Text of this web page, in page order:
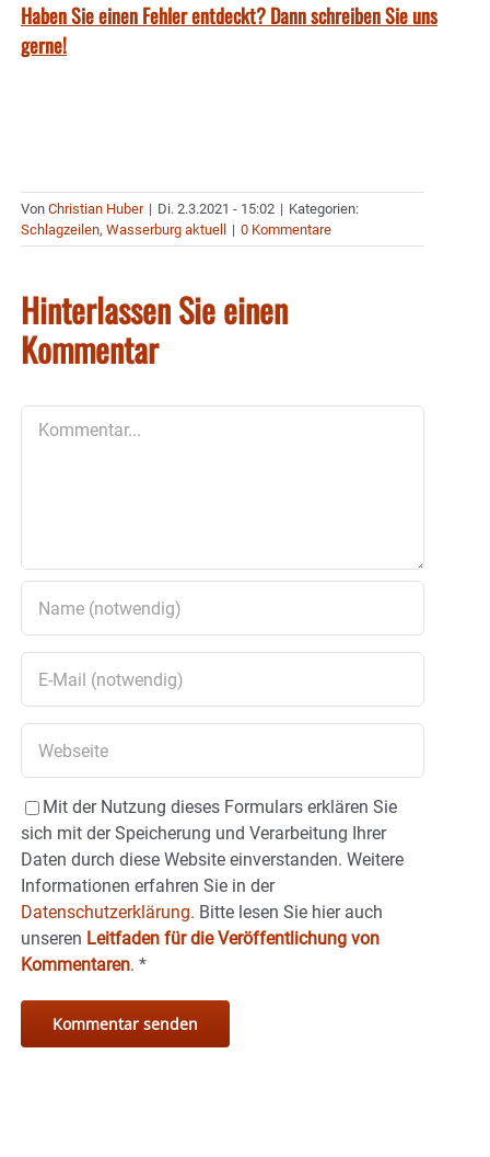
Haben Sie einen Fehler entdeckt? Dann schreiben Sie uns
gerne!
Von Christian Huber | Di. 2.3.2021 - 15:02 | Kategorien:
Schlagzeilen, Wasserburg aktuell | 0 Kommentare
Hinterlassen Sie einen
Kommentar
Mit der Nutzung dieses Formulars erklären Sie
sich mit der Speicherung und Verarbeitung Ihrer
Daten durch diese Website einverstanden. Weitere
Informationen erfahren Sie in der
Datenschutzerklärung. Bitte lesen Sie hier auch
unseren Leitfaden für die Veröffentlichung von
Kommentaren. *